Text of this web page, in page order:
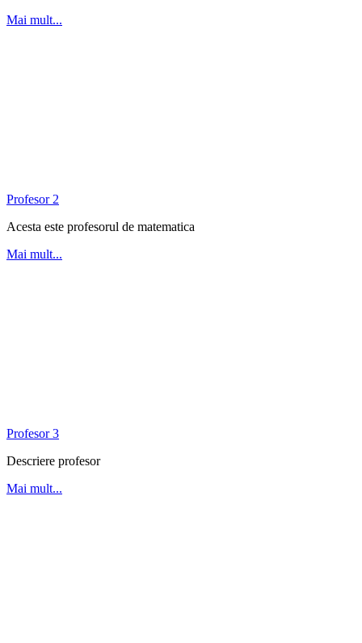
Mai mult...
Profesor 2
Acesta este profesorul de matematica
Mai mult...
Profesor 3
Descriere profesor
Mai mult...